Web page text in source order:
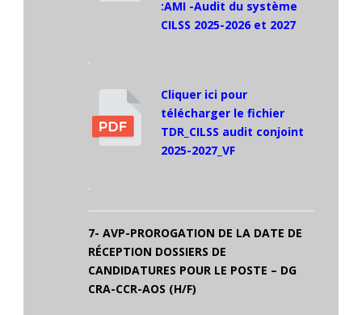
:AMI -Audit du système
CILSS 2025-2026 et 2027
.
Cliquer ici pour
télécharger le fichier
TDR_CILSS audit conjoint
2025-2027_VF
.
7- AVP-PROROGATION DE LA DATE DE
RÉCEPTION DOSSIERS DE
CANDIDATURES POUR LE POSTE – DG
CRA-CCR-AOS (H/F)